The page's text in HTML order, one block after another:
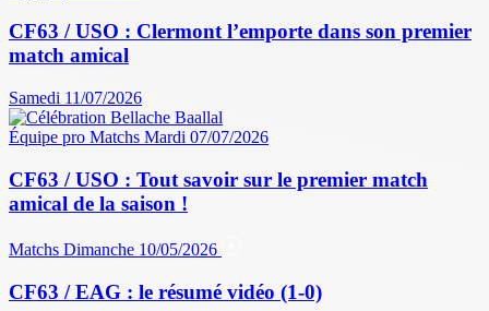
CF63 / USO : Clermont l’emporte dans son premier
match amical
Samedi 11/07/2026
Équipe pro Matchs Mardi 07/07/2026
CF63 / USO : Tout savoir sur le premier match
amical de la saison !
Matchs Dimanche 10/05/2026
CF63 / EAG : le résumé vidéo (1-0)